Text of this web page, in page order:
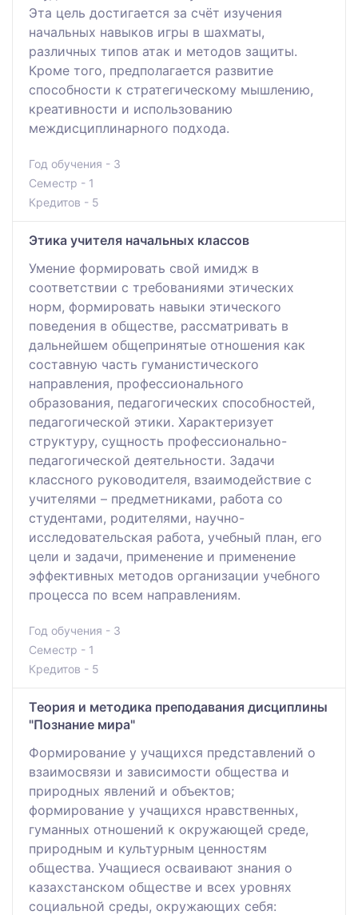
Эта цель достигается за счёт изучения
начальных навыков игры в шахматы,
различных типов атак и методов защиты.
Кроме того, предполагается развитие
способности к стратегическому мышлению,
креативности и использованию
междисциплинарного подхода.
Год обучения - 3
Семестр - 1
Кредитов - 5
Этика учителя начальных классов
Умение формировать свой имидж в
соответствии с требованиями этических
норм, формировать навыки этического
поведения в обществе, рассматривать в
дальнейшем общепринятые отношения как
составную часть гуманистического
направления, профессионального
образования, педагогических способностей,
педагогической этики. Характеризует
структуру, сущность профессионально-
педагогической деятельности. Задачи
классного руководителя, взаимодействие с
учителями – предметниками, работа со
студентами, родителями, научно-
исследовательская работа, учебный план, его
цели и задачи, применение и применение
эффективных методов организации учебного
процесса по всем направлениям.
Год обучения - 3
Семестр - 1
Кредитов - 5
Теория и методика преподавания дисциплины
"Познание мира"
Формирование у учащихся представлений о
взаимосвязи и зависимости общества и
природных явлений и объектов;
формирование у учащихся нравственных,
гуманных отношений к окружающей среде,
природным и культурным ценностям
общества. Учащиеся осваивают знания о
казахстанском обществе и всех уровнях
социальной среды, окружающих себя: